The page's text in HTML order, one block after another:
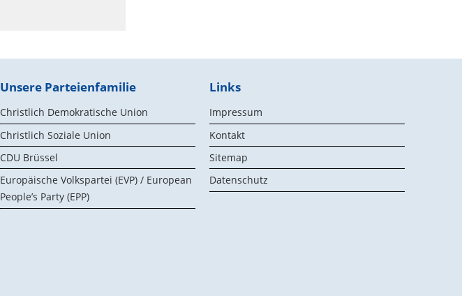
Unsere Parteienfamilie
Christlich Demokratische Union
Christlich Soziale Union
CDU Brüssel
Europäische Volkspartei (EVP) / European
People’s Party (EPP)
Links
Impressum
Kontakt
Sitemap
Datenschutz